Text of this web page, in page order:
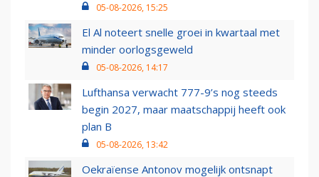
05-08-2026, 15:25
El Al noteert snelle groei in kwartaal met
minder oorlogsgeweld
05-08-2026, 14:17
Lufthansa verwacht 777-9’s nog steeds
begin 2027, maar maatschappij heeft ook
plan B
05-08-2026, 13:42
Oekraïense Antonov mogelijk ontsnapt